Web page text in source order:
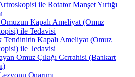
ile Rotator Manşet Yırtığı
Kapalı Ameliyat (Omuz
ile Tedavisi
Tendinitin Kapalı Ameliyat (Omuz
ile Tedavisi
Omuz Çıkığı Cerrahisi (Bankart
Onarımı